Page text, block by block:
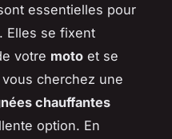
essentielles pour
Elles se fixent
votre moto et se
vous cherchez une
chauffantes
option. En